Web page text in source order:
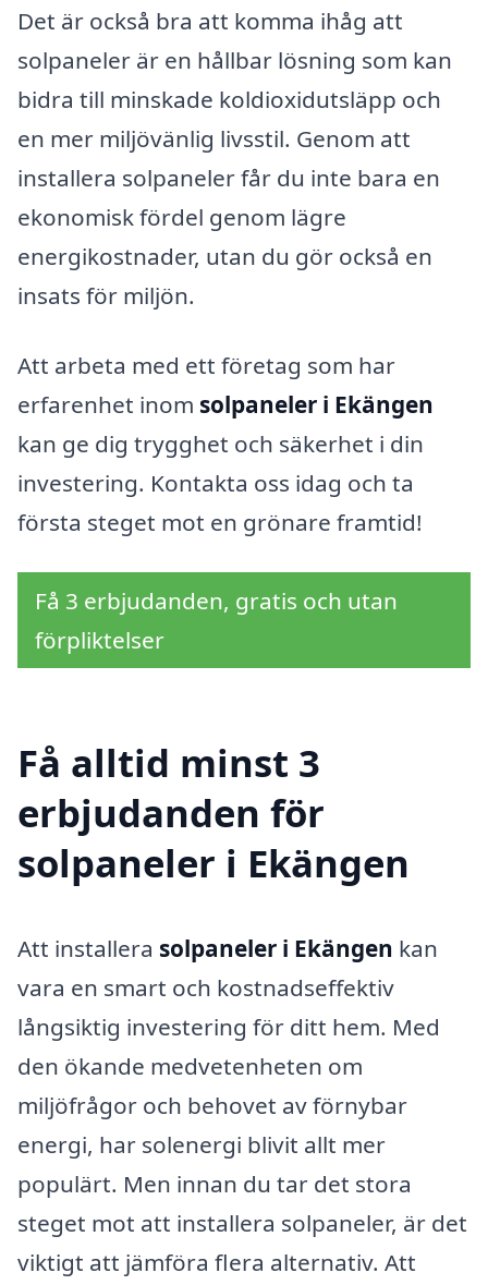
Det är också bra att komma ihåg att
solpaneler är en hållbar lösning som kan
bidra till minskade koldioxidutsläpp och
en mer miljövänlig livsstil. Genom att
installera solpaneler får du inte bara en
ekonomisk fördel genom lägre
energikostnader, utan du gör också en
insats för miljön.
Att arbeta med ett företag som har
erfarenhet inom solpaneler i Ekängen
kan ge dig trygghet och säkerhet i din
investering. Kontakta oss idag och ta
första steget mot en grönare framtid!
Få 3 erbjudanden, gratis och utan
förpliktelser
Få alltid minst 3
erbjudanden för
solpaneler i Ekängen
Att installera solpaneler i Ekängen kan
vara en smart och kostnadseffektiv
långsiktig investering för ditt hem. Med
den ökande medvetenheten om
miljöfrågor och behovet av förnybar
energi, har solenergi blivit allt mer
populärt. Men innan du tar det stora
steget mot att installera solpaneler, är det
viktigt att jämföra flera alternativ. Att